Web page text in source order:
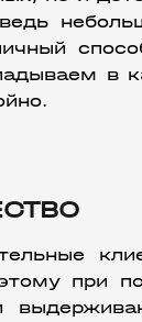
в
при